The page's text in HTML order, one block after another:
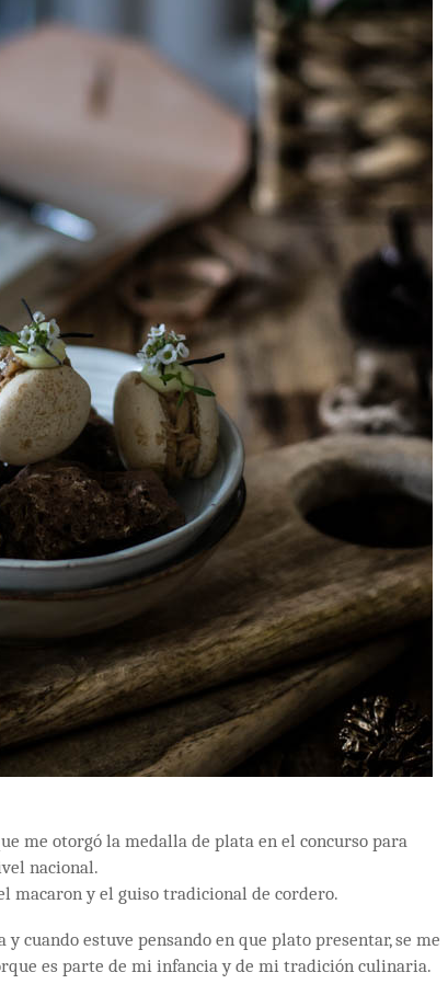
me otorgó la medalla de plata en el concurso para
nacional.
macaron y el guiso tradicional de cordero.
cuando estuve pensando en que plato presentar, se me
es parte de mi infancia y de mi tradición culinaria.